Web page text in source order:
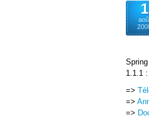
1
1.1.1 :
=>
=>
=>